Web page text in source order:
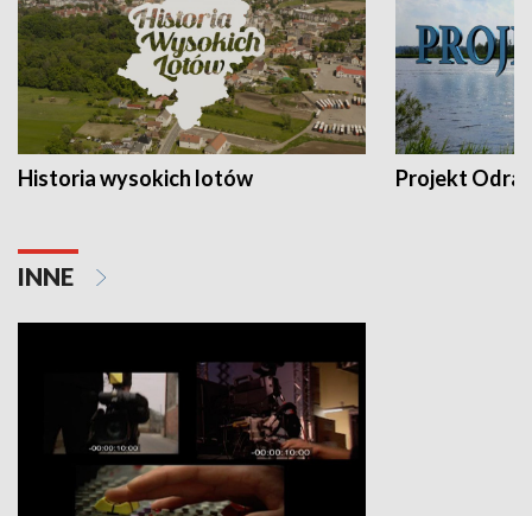
Historia wysokich lotów Projekt Odra
INNE